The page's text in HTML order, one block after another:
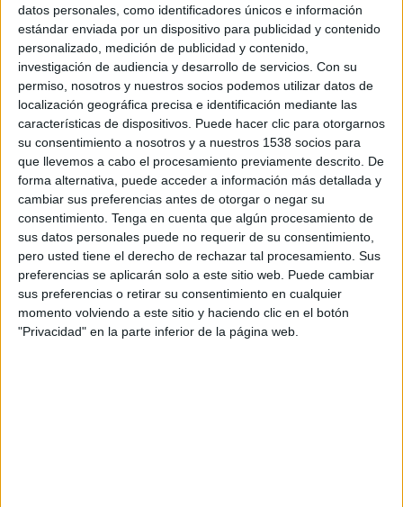
datos personales, como identificadores únicos e información
estándar enviada por un dispositivo para publicidad y contenido
personalizado, medición de publicidad y contenido,
investigación de audiencia y desarrollo de servicios. Con su
permiso, nosotros y nuestros socios podemos utilizar datos de
localización geográfica precisa e identificación mediante las
características de dispositivos. Puede hacer clic para otorgarnos
su consentimiento a nosotros y a nuestros 1538 socios para
que llevemos a cabo el procesamiento previamente descrito. De
forma alternativa, puede acceder a información más detallada y
cambiar sus preferencias antes de otorgar o negar su
consentimiento. Tenga en cuenta que algún procesamiento de
sus datos personales puede no requerir de su consentimiento,
pero usted tiene el derecho de rechazar tal procesamiento. Sus
preferencias se aplicarán solo a este sitio web. Puede cambiar
sus preferencias o retirar su consentimiento en cualquier
momento volviendo a este sitio y haciendo clic en el botón
"Privacidad" en la parte inferior de la página web.
20 DE ENERO DE 2016
Sobre una base de más de 6.000 millones de
dispositivos generadores toda clase de datos a
nivel mundial, Wunderman lanza un nuevo
servicio para impulsar el conocimiento del cliente
El aumento de dispositivos conectados a internet no solo está creciendo de manera
vertiginosa año a año, sino que además está representando una gran oportunidad para
aquellas empresas que quieren conocer mejor el comportamiento del consumidor y mejorar
así su relación con ellos.
Dado que a través de las redes wifi es posible saber cuándo va un consumidor a una
tienda, si compra en ella o si hace uso de algunos de sus servicios, Wunderman ha
lanzado Wunderbox. Se trata de un servicio a través del cual se puede conocer el
comunicación directa según sus intereses. Wunderbox detecta en tiempo real la ubicación